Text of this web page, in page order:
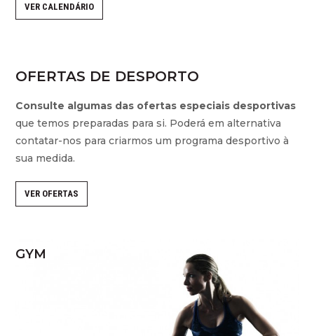
VER CALENDÁRIO
OFERTAS DE DESPORTO
Consulte algumas das ofertas especiais desportivas
que temos preparadas para si. Poderá em alternativa
contatar-nos para criarmos um programa desportivo à
sua medida.
VER OFERTAS
GYM